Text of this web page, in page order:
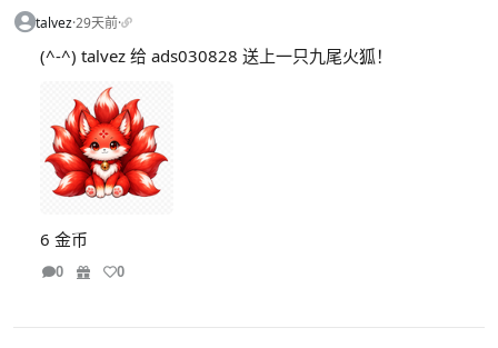
talvez·29天前·
(^-^) talvez 给 ads030828 送上一只九尾火狐！
6 金币
0 0